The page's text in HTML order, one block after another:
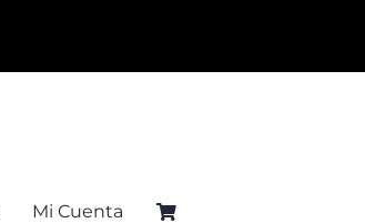
Mi Cuenta